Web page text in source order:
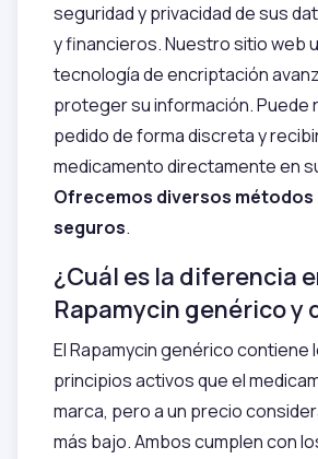
seguridad y privacidad de sus
y financieros. Nuestro sitio web
tecnología de encriptación
proteger su información. Puede
pedido de forma discreta y
medicamento directamente en
Ofrecemos diversos métodos
seguros.
¿Cuál es la diferencia
Rapamycin genérico y
El Rapamycin genérico contiene
principios activos que el
marca, pero a un precio
más bajo. Ambos cumplen con